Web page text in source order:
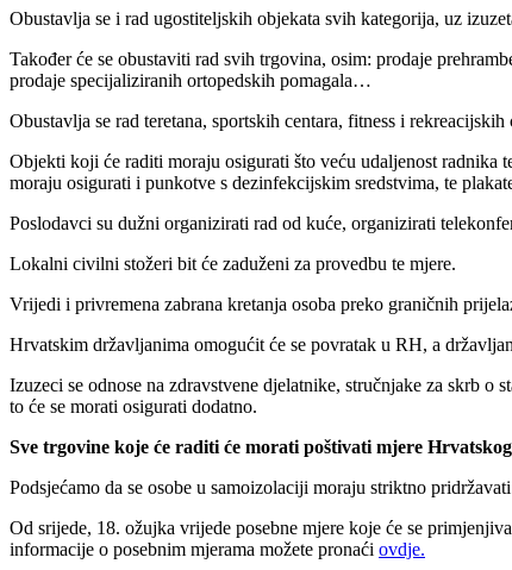
Obustavlja se i rad ugostiteljskih objekata svih kategorija, uz
Također će se obustaviti rad svih trgovina, osim: prodaje
prodaje specijaliziranih ortopedskih pomagala…
Obustavlja se rad teretana, sportskih centara, fitness i
Objekti koji će raditi moraju osigurati što veću udaljenost radnika
moraju osigurati i punkotve s dezinfekcijskim sredstvima, te
Poslodavci su dužni organizirati rad od kuće, organizirati
Lokalni civilni stožeri bit će zaduženi za provedbu te mjere.
Vrijedi i privremena zabrana kretanja osoba preko graničnih
Hrvatskim državljanima omogućit će se povratak u RH, a
Izuzeci se odnose na zdravstvene djelatnike, stručnjake za skrb o
to će se morati osigurati dodatno.
Sve trgovine koje će raditi će morati poštivati mjere
Podsjećamo da se osobe u samoizolaciji moraju striktno pridržavati
Od srijede, 18. ožujka vrijede posebne mjere koje će se
informacije o posebnim mjerama možete pronaći ovdje.